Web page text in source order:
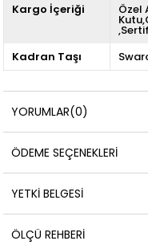
Kargo İçeriği
Özel
Kadran Taşı
YORUMLAR(0)
ÖDEME SEÇENEKLERI
YETKİ BELGESİ
ÖLÇÜ REHBERI